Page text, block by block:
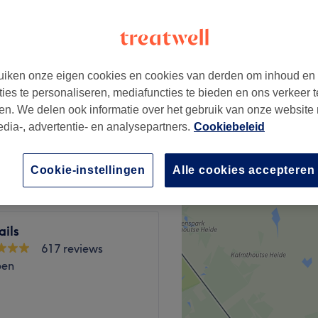
€70
€110
617 reviews
onze eigen cookies en cookies van derden om inhoud en
te personaliseren, mediafuncties te bieden en ons verkeer
We delen ook informatie over het gebruik van onze website
, advertentie- en analysepartners. Cookiebeleid
Alle cookies accepteren
Cookie-instellingen